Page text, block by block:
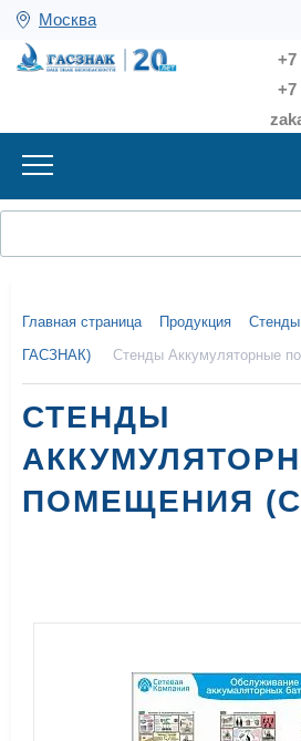
Москва
+7
+7
Главная страница Продукция
ГАСЗНАК)
Стенды Аккумуляторные
СТЕНДЫ
ПОМЕЩЕНИЯ